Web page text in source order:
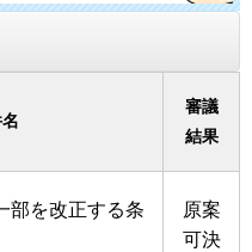
審議
結果
部を改正する条
原案
可決